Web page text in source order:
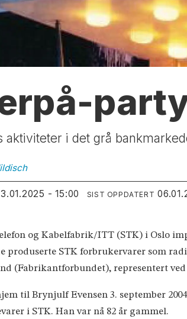
aktiviteter i det grå
03.01.2025 - 15:00 SIST OPPDATERT
og Kabelfabrik/ITT (STK) i Oslo
produserte STK forbrukervarer som
(Fabrikantforbundet), representert
til Brynjulf Evensen 3. september
i STK. Han var nå 82 år gammel.